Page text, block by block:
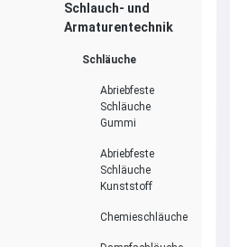
Schlauch- und
Armaturentechnik
Schläuche
Abriebfeste
Schläuche
Gummi
Abriebfeste
Schläuche
Kunststoff
Chemieschläuche